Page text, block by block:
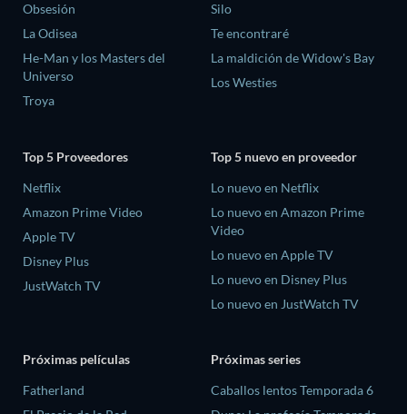
Obsesión
La Odisea
He-Man y los Masters del
Universo
Troya
Silo
Te encontraré
La maldición de Widow's Bay
Los Westies
Top 5 Proveedores
Netflix
Amazon Prime Video
Apple TV
Disney Plus
JustWatch TV
Top 5 nuevo en proveedor
Lo nuevo en Netflix
Lo nuevo en Amazon Prime
Video
Lo nuevo en Apple TV
Lo nuevo en Disney Plus
Lo nuevo en JustWatch TV
Próximas películas
Fatherland
Próximas series
Caballos lentos Temporada 6